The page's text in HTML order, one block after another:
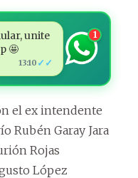
unite
🤩
13:10 ✓✓
1
el ex intendente
Rubén Garay Jara
Rojas
López